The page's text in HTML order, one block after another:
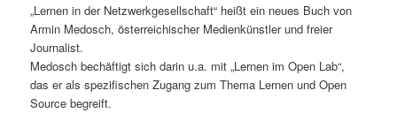
„Lernen in der Netzwerkgesellschaft“ heißt ein neues Buch von
Armin Medosch, österreichischer Medienkünstler und freier
Journalist.
Medosch bechäftigt sich darin u.a. mit „Lernen im Open Lab“,
das er als spezifischen Zugang zum Thema Lernen und Open
Source begreift.